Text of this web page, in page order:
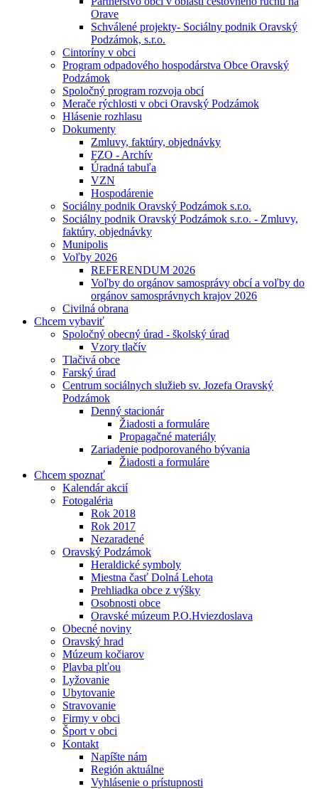
Orave
Schválené projekty- Sociálny podnik Oravský
Podzámok, s.r.o.
Cintoríny v obci
Program odpadového hospodárstva Obce Oravský
Podzámok
Spoločný program rozvoja obcí
Merače rýchlosti v obci Oravský Podzámok
Hlásenie rozhlasu
Dokumenty
Zmluvy, faktúry, objednávky
FZO - Archív
Úradná tabuľa
VZN
Hospodárenie
Sociálny podnik Oravský Podzámok s.r.o.
Sociálny podnik Oravský Podzámok s.r.o. - Zmluvy,
faktúry, objednávky
Munipolis
Voľby 2026
REFERENDUM 2026
Voľby do orgánov samosprávy obcí a voľby do
orgánov samosprávnych krajov 2026
Civilná obrana
Chcem vybaviť
Spoločný obecný úrad - školský úrad
Vzory tlačív
Tlačivá obce
Farský úrad
Centrum sociálnych služieb sv. Jozefa Oravský
Podzámok
Denný stacionár
Žiadosti a formuláre
Propagačné materiály
Zariadenie podporovaného bývania
Žiadosti a formuláre
Chcem spoznať
Kalendár akcií
Fotogaléria
Rok 2018
Rok 2017
Nezaradené
Oravský Podzámok
Heraldické symboly
Miestna časť Dolná Lehota
Prehliadka obce z výšky
Osobnosti obce
Oravské múzeum P.O.Hviezdoslava
Obecné noviny
Oravský hrad
Múzeum kočiarov
Plavba plťou
Lyžovanie
Ubytovanie
Stravovanie
Firmy v obci
Šport v obci
Kontakt
Napíšte nám
Región aktuálne
Vyhlásenie o prístupnosti